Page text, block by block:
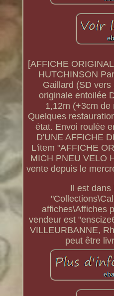
[AFFICHE
HUTCHINSON
Gaillard (SD
originale entoilée
1,12m (+3cm de
Quelques
état. Envoi roulée
D'UNE AFFICHE
L'item "AFFICHE
MICH PNEU VELO
vente depuis le
Il est dans
affiches\Affiches
vendeur est
VILLEURBANNE,
peut être